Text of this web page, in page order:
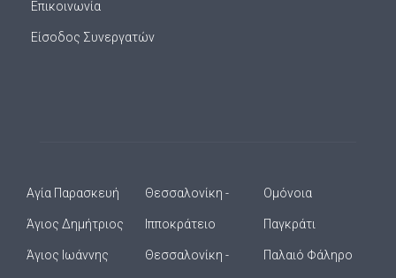
Επικοινωνία
Είσοδος Συνεργατών
Αγία Παρασκευή
Άγιος Δημήτριος
Άγιος Ιωάννης
Θεσσαλονίκη -
Ιπποκράτειο
Θεσσαλονίκη -
Ομόνοια
Παγκράτι
Παλαιό Φάληρο